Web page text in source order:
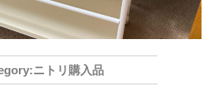
ニトリ購入品